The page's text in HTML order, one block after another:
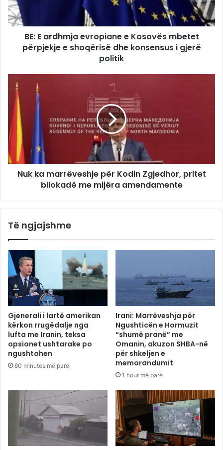
BE: E ardhmja evropiane e Kosovës mbetet
përpjekje e shoqërisë dhe konsensus i gjerë
politik
Nuk ka marrëveshje për Kodin Zgjedhor, pritet
bllokadë me mijëra amendamente
Të ngjajshme
Gjenerali i lartë amerikan
kërkon rrugëdalje nga
lufta me Iranin, teksa
opsionet ushtarake po
ngushtohen
60 minutes më parë
Irani: Marrëveshja për
Ngushticën e Hormuzit
“shumë pranë” me
Omanin, akuzon SHBA-në
për shkeljen e
memorandumit
1 hour më parë